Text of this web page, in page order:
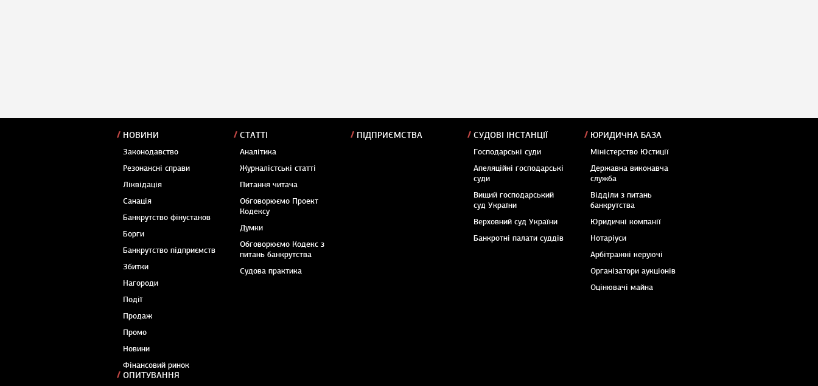
НОВИНИ
Законодавство
Резонансні справи
Ліквідація
Санація
Банкрутство фінустанов
Борги
Банкрутство підприємств
Збитки
Нагороди
Події
Продаж
Промо
Новини
Фінансовий ринок
СТАТТІ
Аналітика
Журналістські статті
Питання читача
Обговорюємо Проект
Кодексу
Думки
Обговорюємо Кодекс з
питань банкрутства
Судова практика
ПІДПРИЄМСТВА СУДОВІ ІНСТАНЦІЇ
Господарські суди
Апеляційні господарські
суди
Вищий господарський
суд України
Верховний суд України
Банкротні палати суддів
ЮРИДИЧНА БАЗА
Міністерство Юстиції
Державна виконавча
служба
Відділи з питань
банкрутства
Юридичні компанії
Нотаріуси
Арбітражні керуючі
Організатори аукціонів
Оцінювачі майна
ОПИТУВАННЯ